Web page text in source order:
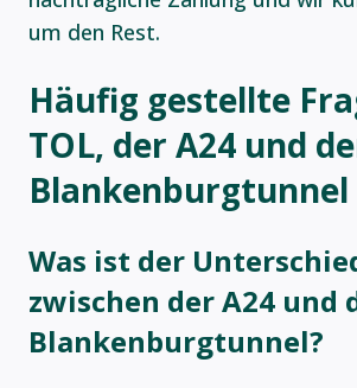
um den Rest.
Häufig gestellte
TOL, der A24 und
Blankenburgtunnel
Was ist der
zwischen der A24 und
Blankenburgtunnel?